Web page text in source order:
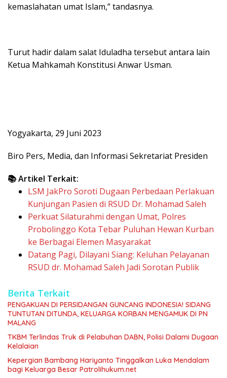
kemaslahatan umat Islam,” tandasnya.
Turut hadir dalam salat Iduladha tersebut antara lain
Ketua Mahkamah Konstitusi Anwar Usman.
Yogyakarta, 29 Juni 2023
Biro Pers, Media, dan Informasi Sekretariat Presiden
📚 Artikel Terkait:
LSM JakPro Soroti Dugaan Perbedaan Perlakuan
Kunjungan Pasien di RSUD Dr. Mohamad Saleh
Perkuat Silaturahmi dengan Umat, Polres
Probolinggo Kota Tebar Puluhan Hewan Kurban
ke Berbagai Elemen Masyarakat
Datang Pagi, Dilayani Siang: Keluhan Pelayanan
RSUD dr. Mohamad Saleh Jadi Sorotan Publik
Berita Terkait
PENGAKUAN DI PERSIDANGAN GUNCANG INDONESIA! SIDANG
TUNTUTAN DITUNDA, KELUARGA KORBAN MENGAMUK DI PN
MALANG
TKBM Terlindas Truk di Pelabuhan DABN, Polisi Dalami Dugaan
Kelalaian
Kepergian Bambang Hariyanto Tinggalkan Luka Mendalam
bagi Keluarga Besar Patrolihukum.net